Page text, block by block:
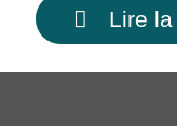
Lire